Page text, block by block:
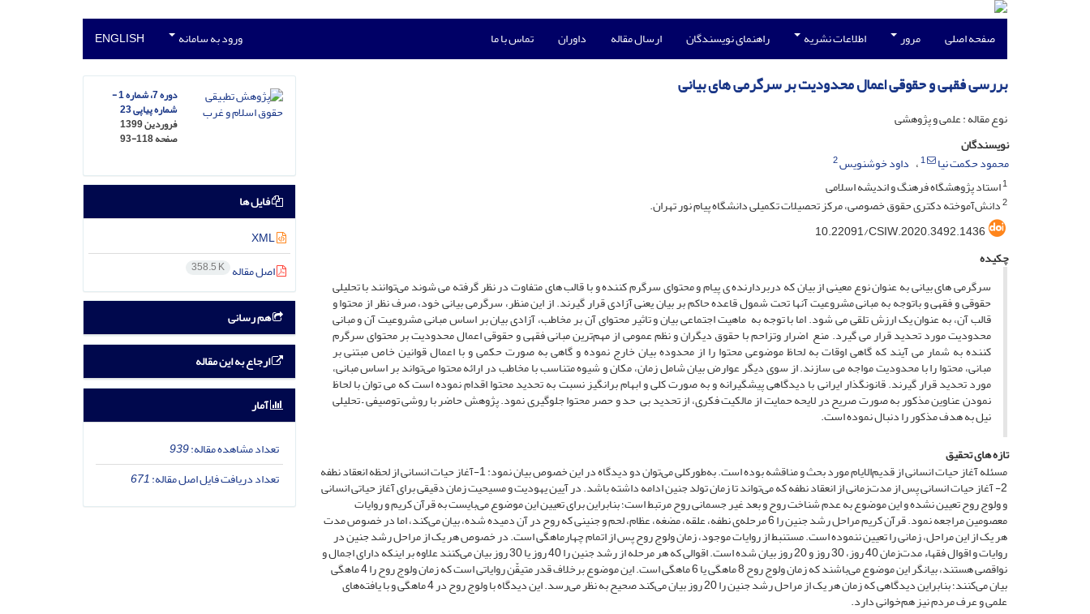
صفحه اصلی مرور اطلاعات نشریه راهنمای نویسندگان ارسال مقاله داوران تماس با ما ورود به سامانه ENGLISH
بررسی فقهی و حقوقی اعمال محدودیت بر سرگرمی های بیانی
نوع مقاله : علمی و پژوهشی
نویسندگان
محمود حکمت نیا
1 داود خوشنویس2
1استاد پژوهشگاه فرهنگ و اندیشه اسلامی
2دانش‌آموخته دکتری حقوق خصوصی، مرکز تحصیلات تکمیلی دانشگاه پیام نور تهران.
10.22091/CSIW.2020.3492.1436
چکیده
سرگرمی های بیانی به عنوان نوع معینی از بیان که دربردارنده ی پیام و محتوای سرگرم کننده و با قالب های متفاوت در نظر گرفته می شوند می‌توانند با تحلیلی
حقوقی و فقهی و باتوجه به مبانی مشروعیت آنها تحت شمول قاعده حاکم بر بیان یعنی آزادی قرار گیرند. از این منظر، سرگرمی بیانی خود، صرف نظر از محتوا و
قالب آن، به عنوان یک ارزش تلقی می شود. اما با توجه به ماهیت اجتماعی بیان و تاثیر محتوای آن بر مخاطب، آزادی بیان بر اساس مبانی مشروعیت آن و مبانی
محدودیت مورد تحدید قرار می گیرد. منع اضرار وتزاحم با حقوق دیگران و نظم عمومی از مهم‌ترین مبانی فقهی و حقوقی اعمال محدودیت بر محتوای سرگرم
کننده به شمار می آیند که گاهی اوقات به لحاظ موضوعی محتوا را از محدوده بیان خارج نموده و گاهی به صورت حکمی و با اعمال قوانین خاص مبتنی بر
مبانی، محتوا را با محدودیت مواجه می سازند. از سوی دیگر عوارض بیان شامل زمان، مکان و شیوه متناسب با مخاطب در ارائه محتوا می‌تواند بر اساس مبانی،
مورد تحدید قرار گیرند. قانونگذار ایرانی با دیدگاهی پیشگیرانه و به صورت کلی و ابهام برانگیز نسبت به تحدید محتوا اقدام نموده است که می توان با لحاظ
نمودن عناوین مذکور به صورت صریح در لایحه حمایت از مالکیت فکری، از تحدید بی حد و حصر محتوا جلوگیری نمود. پژوهش حاضر با روشی توصیفی – تحلیلی
نیل به هدف مذکور را دنبال نموده است.
تازه های تحقیق
مسئله آغاز حیات انسانی از قدیم‌الایام مورد بحث و مناقشه بوده است. به‌طورکلی می‌توان دو دیدگاه در این خصوص بیان نمود: 1-آغاز حیات انسانی از لحظه انعقاد نطفه
2- آغاز حیات انسانی پس از مدت‌زمانی از انعقاد نطفه که می‌تواند تا زمان تولد جنین ادامه داشته باشد. در آیین یهودیت و مسیحیت زمان دقیقی برای آغاز حیاتی انسانی
و ولوج روح تعیین نشده و این موضوع به عدم شناخت روح و بعد غیر جسمانی روح مرتبط است؛ بنابراین برای تعیین این موضوع می‌بایست به قرآن کریم و روایات
معصومین مراجعه نمود. قرآن کریم مراحل رشد جنین را 6 مرحله‌ی نطفه، علقه، مضغه، عظام، لحم و جنینی که روح در آن دمیده شده، بیان می‌کند، اما در خصوص مدت
هر یک از این مراحل، زمانی را تعیین ننموده است. مستنبط از روایات موجود، زمان ولوج روح پس از اتمام چهارماهگی است. در خصوص هر یک از مراحل رشد جنین در
روایات و اقوال فقهاء مدت‌زمان 40 روز، 30 روز و 20 روز بیان شده است. اقوالی که هر مرحله از رشد جنین را 40 روز یا 30 روز بیان می‌کنند علاوه بر اینکه دارای اجمال و
نواقصی هستند، بیانگر این موضوع می‌باشند که زمان ولوج روح 8 ماهگی یا 6 ماهگی است. این موضوع برخلاف قدر متیقّن روایاتی است که زمان ولوج روح را 4 ماهگی
بیان می‌کنند؛ بنابراین دیدگاهی که زمان هر یک از مراحل رشد جنین را 20 روز بیان می‌کند صحیح به نظر می‌رسد. این دیدگاه با ولوج روح در 4 ماهگی و با یافته‌های
علمی و عرف مردم نیز هم‌خوانی دارد.
دوره 7، شماره 1 -
شماره پیاپی 23
فروردین 1399
صفحه93-118
فایل ها
XML
اصل مقاله 358.5 K
هم رسانی
ارجاع به این مقاله
آمار
تعداد مشاهده مقاله:939
تعداد دریافت فایل اصل مقاله:671